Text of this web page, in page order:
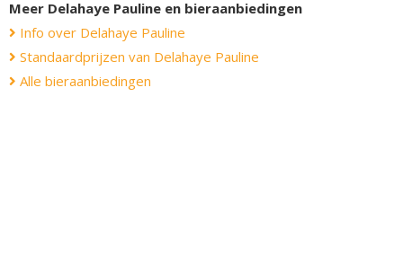
Meer Delahaye Pauline en bieraanbiedingen
Info over Delahaye Pauline
Standaardprijzen van Delahaye Pauline
Alle bieraanbiedingen